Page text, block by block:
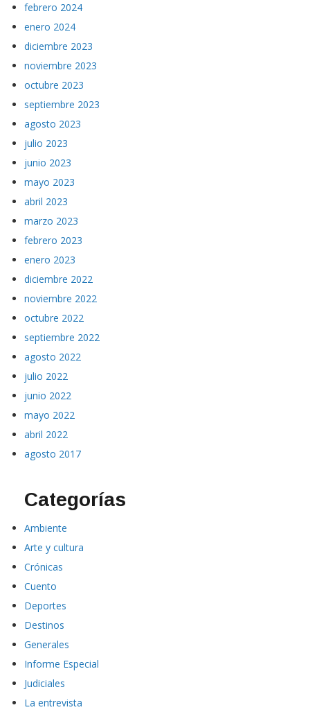
febrero 2024
enero 2024
diciembre 2023
noviembre 2023
octubre 2023
septiembre 2023
agosto 2023
julio 2023
junio 2023
mayo 2023
abril 2023
marzo 2023
febrero 2023
enero 2023
diciembre 2022
noviembre 2022
octubre 2022
septiembre 2022
agosto 2022
julio 2022
junio 2022
mayo 2022
abril 2022
agosto 2017
Categorías
Ambiente
Arte y cultura
Crónicas
Cuento
Deportes
Destinos
Generales
Informe Especial
Judiciales
La entrevista